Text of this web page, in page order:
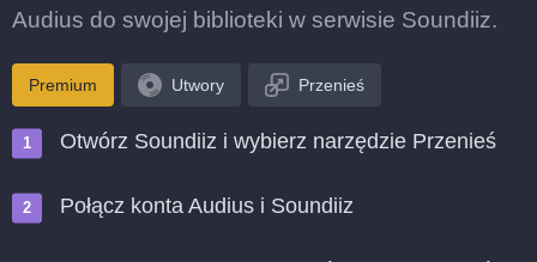
Audius do swojej biblioteki w serwisie Soundiiz.
Premium Utwory Przenieś
Otwórz Soundiiz i wybierz narzędzie Przenieś
Połącz konta Audius i Soundiiz